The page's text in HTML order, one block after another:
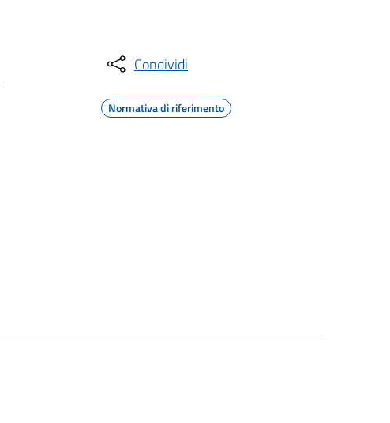
Condividi
Normativa di riferimento